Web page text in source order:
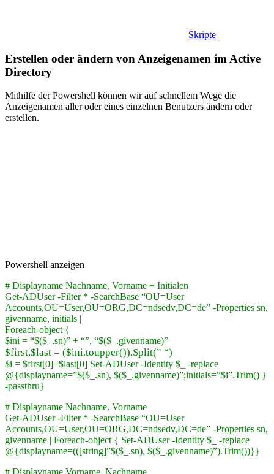
Skripte
Erstellen oder ändern von Anzeigenamen im Active
Directory
Mithilfe der Powershell können wir auf schnellem Wege die
Anzeigenamen aller oder eines einzelnen Benutzers ändern oder
erstellen.
Powershell anzeigen
# Displayname Nachname, Vorname + Initialen
Get-ADUser -Filter * -SearchBase “OU=User
Accounts,OU=User,OU=ORG,DC=ndsedv,DC=de” -Properties sn,
givenname, initials |
Foreach-object {
$ini = “$($_.sn)” + “”, “$($_.givenname)”
$first,$last = ($ini.toupper()).Split(” “)
$i = $first[0]+$last[0] Set-ADUser -Identity $_ -replace
@{displayname=”$($_.sn), $($_.givenname)”;initials=”$i”.Trim() }
-passthru}
# Displayname Nachname, Vorname
Get-ADUser -Filter * -SearchBase “OU=User
Accounts,OU=User,OU=ORG,DC=ndsedv,DC=de” -Properties sn,
givenname | Foreach-object { Set-ADUser -Identity $_ -replace
@{displayname=(([string]”$($_.sn), $($_.givenname)”).Trim())}}